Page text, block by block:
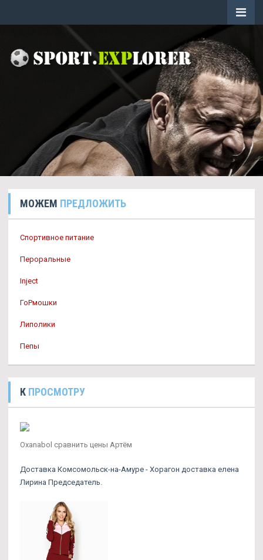
МОЖЕМ ПРЕДЛОЖИТЬ
Спортивное питание
Пероральные
Inject
ГоРмошки
Липолики
Пепы
К ПРОСМОТРУ
Oxanabol сравнить цены Артём
Доставка Комсомольск-на-Амуре - Хорагон доставка елена
Лирина Председатель.